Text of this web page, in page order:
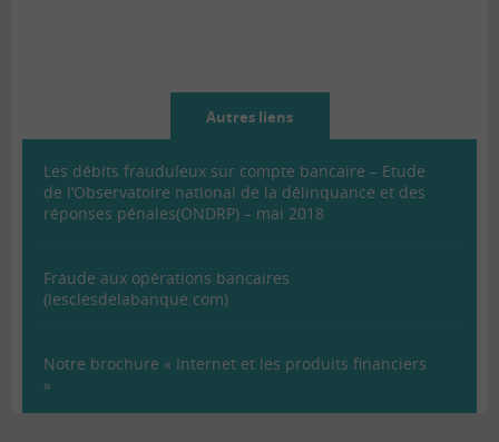
Autres liens
Les débits frauduleux sur compte bancaire – Etude
de l’Observatoire national de la délinquance et des
réponses pénales(ONDRP) – mai 2018
Fraude aux opérations bancaires
(lesclesdelabanque.com)
Notre brochure « Internet et les produits financiers
»